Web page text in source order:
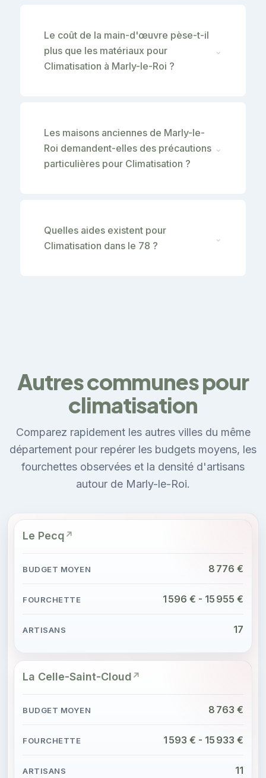
Le coût de la main-d'œuvre pèse-t-il
plus que les matériaux pour
Climatisation à Marly-le-Roi ?
⌄
Les maisons anciennes de Marly-le-
Roi demandent-elles des précautions
particulières pour Climatisation ?
⌄
Quelles aides existent pour
Climatisation dans le 78 ?
⌄
Autres communes pour
climatisation
Comparez rapidement les autres villes du même
département pour repérer les budgets moyens, les
fourchettes observées et la densité d'artisans
autour de Marly-le-Roi.
Le Pecq
8 776 €
1 596 € - 15 955 €
17
La Celle-Saint-Cloud
8 763 €
1 593 € - 15 933 €
11